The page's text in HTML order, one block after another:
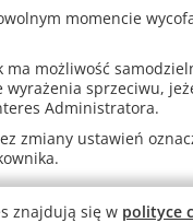
momencie
ma możliwość
sprzeciwu,
Administratora.
zmiany ustawień
znajdują się w polityce